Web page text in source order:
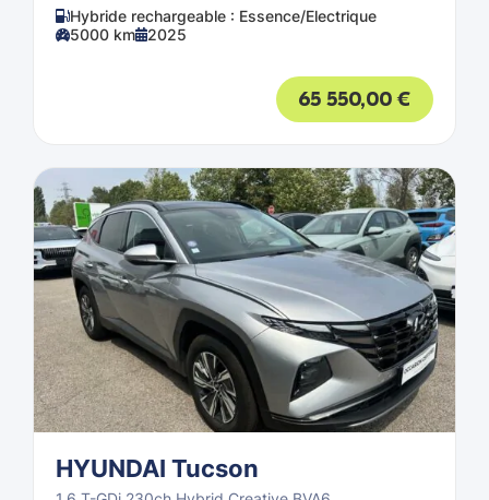
Hybride rechargeable : Essence/Electrique
5000 km
2025
65 550,00€
HYUNDAI Tucson